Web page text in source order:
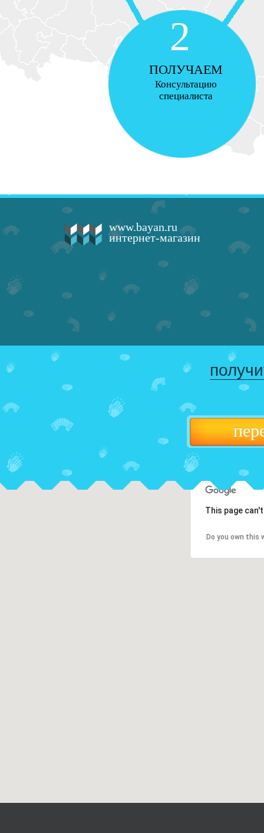
2
ПОЛУЧАЕМ
Консультацию
специалиста
www.bayan.ru
интернет-магазин
This page
Do you own this